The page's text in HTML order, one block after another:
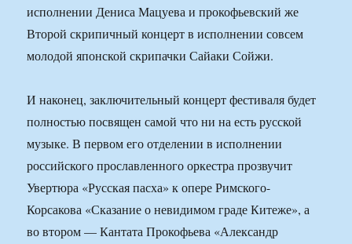
исполнении Дениса Мацуева и прокофьевский же
Второй скрипичный концерт в исполнении совсем
молодой японской скрипачки Сайаки Сойжи.
И наконец, заключительный концерт фестиваля будет
полностью посвящен самой что ни на есть русской
музыке. В первом его отделении в исполнении
российского прославленного оркестра прозвучит
Увертюра «Русская пасха» к опере Римского-
Корсакова «Сказание о невидимом граде Китеже», а
во втором — Кантата Прокофьева «Александр